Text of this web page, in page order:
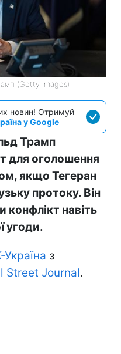
(Getty Images)
новин! Отримуй
у Google
Трамп
для оголошення
якщо Тегеран
протоку. Він
конфлікт навіть
угоди.
Україна з
Street Journal.